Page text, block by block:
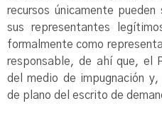
recursos únicamente
sus representantes
formalmente como
responsable, de ahí que, el
del medio de impugnación
de plano del escrito de